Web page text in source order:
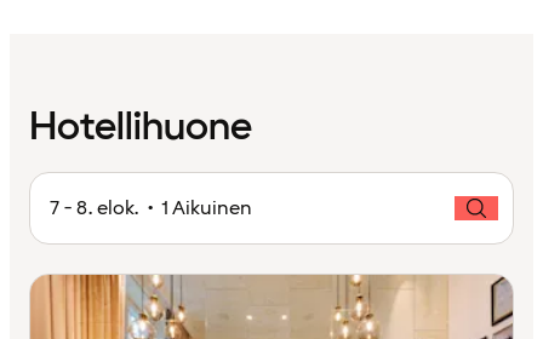
Hotellihuone
7 - 8. elok. • 1 Aikuinen